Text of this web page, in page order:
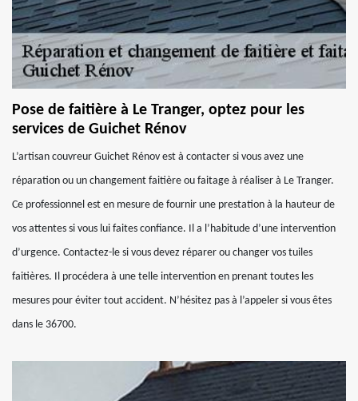
Pose de faitière à Le Tranger, optez pour les
services de Guichet Rénov
L’artisan couvreur Guichet Rénov est à contacter si vous avez une
réparation ou un changement faitière ou faitage à réaliser à Le Tranger.
Ce professionnel est en mesure de fournir une prestation à la hauteur de
vos attentes si vous lui faites confiance. Il a l’habitude d’une intervention
d’urgence. Contactez-le si vous devez réparer ou changer vos tuiles
faitières. Il procédera à une telle intervention en prenant toutes les
mesures pour éviter tout accident. N’hésitez pas à l’appeler si vous êtes
dans le 36700.